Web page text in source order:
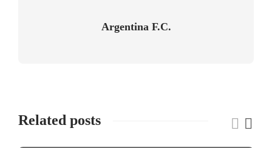
Argentina F.C.
Related posts